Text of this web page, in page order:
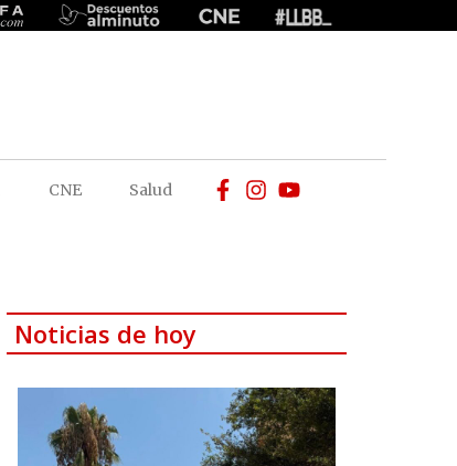
CNE Salud
Noticias de hoy